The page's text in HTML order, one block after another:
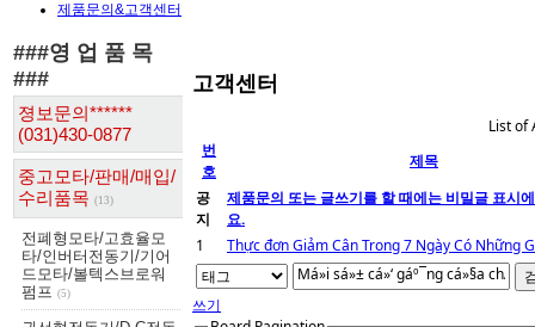
제품문의&고객센터
###영 업 품 목
###
졍보문의******
(031)430-0877
중고모타/판매/매입/
수리품목 (13)
전폐형모타/고효율모
타/인버터전동기/기어
드모타/볼텍스브로워
펌프 (5)
고객센터
List of
번
호
제목
공
지
제품문의 또는 글쓰기를 할 때에는 비밀글 표시
요.
1
Thực đơn Giảm Cân Trong 7 Ngày Có Những
쓰기